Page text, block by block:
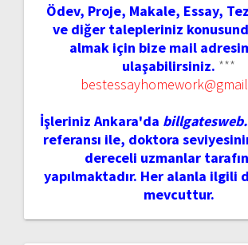
Ödev, Proje, Makale, Essay,
ve diğer talepleriniz
almak için bize mail
ulaşabilirsiniz. ***
İşleriniz Ankara'da
referansı ile, doktora
dereceli uzmanlar
yapılmaktadır. Her alanla ilgili
mevcuttur.